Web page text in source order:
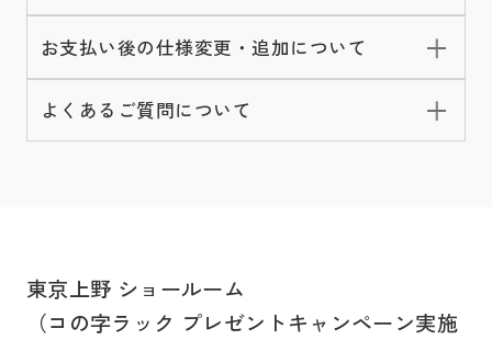
お支払い後の仕様変更・追加について
よくあるご質問について
東京上野 ショールーム
（コの字ラック プレゼントキャンペーン実施